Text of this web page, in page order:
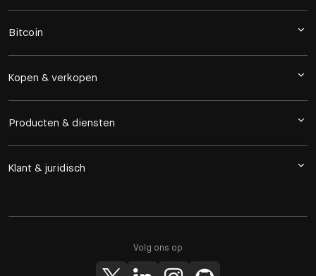
Bitcoin
Kopen & verkopen
Producten & diensten
Klant & juridisch
Volg ons op